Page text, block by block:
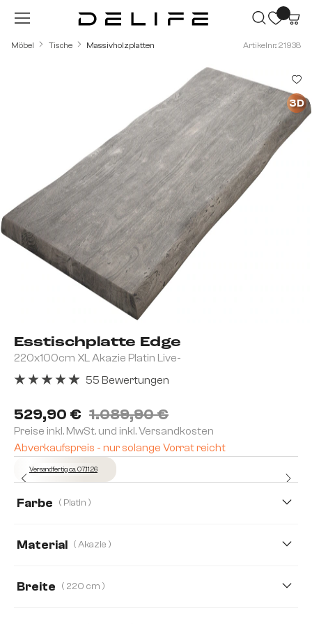
Zum Hauptinhalt springen
Möbel Tische Massivholzplatten Artikelnr.: 21938
Esstischplatte Edge
220x100cm XL Akazie Platin Live-
529,90 € 1.089,90 €
Preise inkl. MwSt. und inkl. Versandkosten
Abverkaufspreis - nur solange Vorrat reicht
55 Bewertungen
Versandfertig ca. 07.11.26
Farbe ( Platin )
Material ( Akazie )
Breite ( 220 cm )
3D